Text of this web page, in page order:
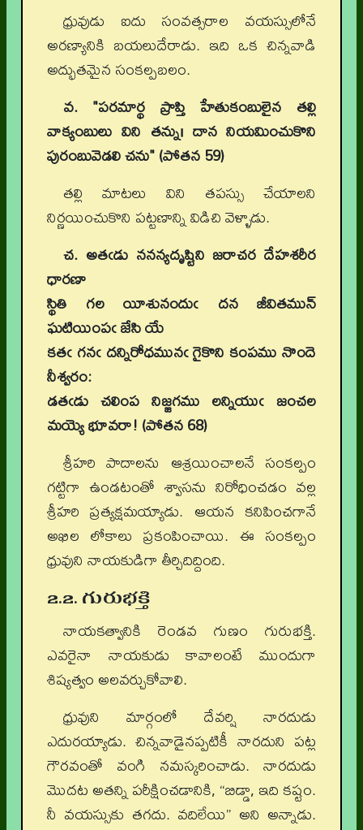
ధ్రువుడు ఐదు సంవత్సరాల వయస్సులోనే
అరణ్యానికి బయలుదేరాడు. ఇది ఒక చిన్నవాడి
అద్భుతమైన సంకల్పబలం.
వ. "పరమార్థ ప్రాప్తి హేతుకంబులైన తల్లి
వాక్యంబులు విని తన్ను। దాన నియమించుకొని
పురంబువెడలి చను" (పోతన59)
తల్లి మాటలు విని తపస్సు చేయాలని
నిర్ణయించుకొని పట్టణాన్ని విడిచి వెళ్ళాడు.
చ. అతఁడు ననన్యదృష్టిని జరాచర దేహశరీర
ధారణా
స్థితి గల యీశునందుఁ దన జీవితమున్
ఘటియింపఁ జేసి యే
కతఁ గనఁ దన్నిరోధమునఁ గైకొని కంపము నొందె
నీశ్వరం:
డతఁడు చలింప నిజ్జగము లన్నియుఁ జంచల
మయ్యె భూవరా! (పోతన68)
శ్రీహరి పాదాలను ఆశ్రయించాలనే సంకల్పం
గట్టిగా ఉండటంతో శ్వాసను నిరోధించడం వల్ల
శ్రీహరి ప్రత్యక్షమయ్యాడు. ఆయన కనిపించగానే
అఖిల లోకాలు ప్రకంపించాయి. ఈ సంకల్పం
ధ్రువుని నాయకుడిగా తీర్చిదిద్దింది.
2.2. గురుభక్తి
నాయకత్వానికి రెండవ గుణం గురుభక్తి.
ఎవరైనా నాయకుడు కావాలంటే ముందుగా
శిష్యత్వం అలవర్చుకోవాలి.
ధ్రువుని మార్గంలో దేవర్షి నారదుడు
ఎదురయ్యాడు. చిన్నవాడైనప్పటికీ నారదుని పట్ల
గౌరవంతో వంగి నమస్కరించాడు. నారదుడు
మొదట అతన్ని పరీక్షించడానికి, “బిడ్డా, ఇది కష్టం.
నీ వయస్సుకు తగదు. వదిలేయి” అని అన్నాడు.